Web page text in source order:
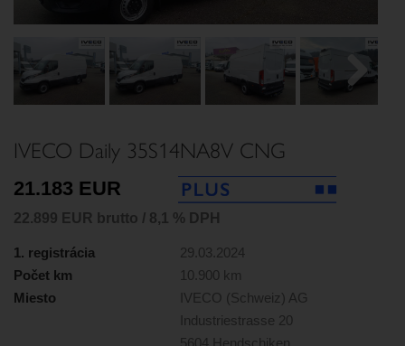
IVECO Daily 35S14NA8V CNG
21.183 EUR
22.899 EUR brutto / 8,1 % DPH
1. registrácia
29.03.2024
Počet km
10.900 km
Miesto
IVECO (Schweiz) AG
Industriestrasse 20